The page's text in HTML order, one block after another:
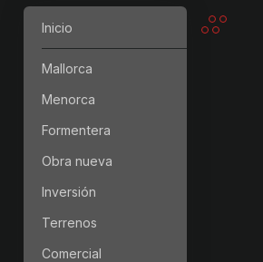
Inicio
Mallorca
Menorca
Formentera
Obra nueva
Inversión
Terrenos
Comercial